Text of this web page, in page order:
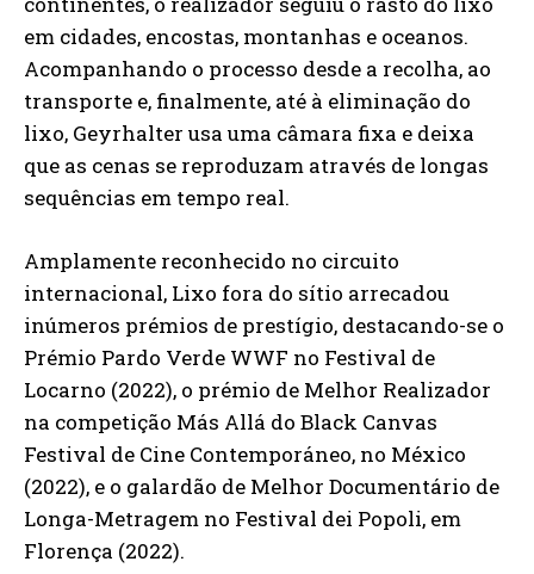
em cidades, encostas, montanhas e oceanos.
Acompanhando o processo desde a recolha, ao
transporte e, finalmente, até à eliminação do
lixo, Geyrhalter usa uma câmara fixa e deixa
que as cenas se reproduzam através de longas
sequências em tempo real.
Amplamente reconhecido no circuito
internacional, Lixo fora do sítio arrecadou
inúmeros prémios de prestígio, destacando-se o
Prémio Pardo Verde WWF no Festival de
Locarno (2022), o prémio de Melhor Realizador
na competição Más Allá do Black Canvas
Festival de Cine Contemporáneo, no México
(2022), e o galardão de Melhor Documentário de
Longa-Metragem no Festival dei Popoli, em
Florença (2022).